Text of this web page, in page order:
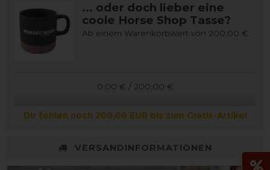
... oder doch lieber eine
coole Horse Shop Tasse?
Ab einem Warenkorbwert von 200,00 €
0,00 € / 200,00 €
Dir fehlen noch 200,00 EUR bis zum Gratis-Artikel
VERSANDINFORMATIONEN